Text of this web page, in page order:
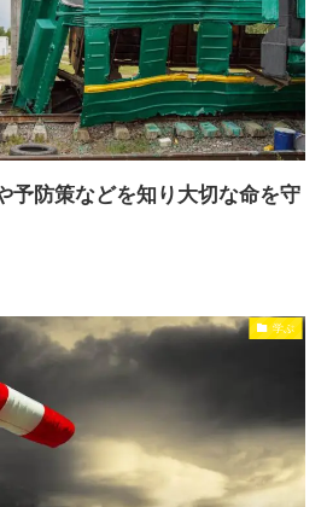
予防策などを知り大切な命を守
学ぶ